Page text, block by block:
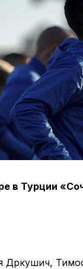
в Турции
Дркушич,